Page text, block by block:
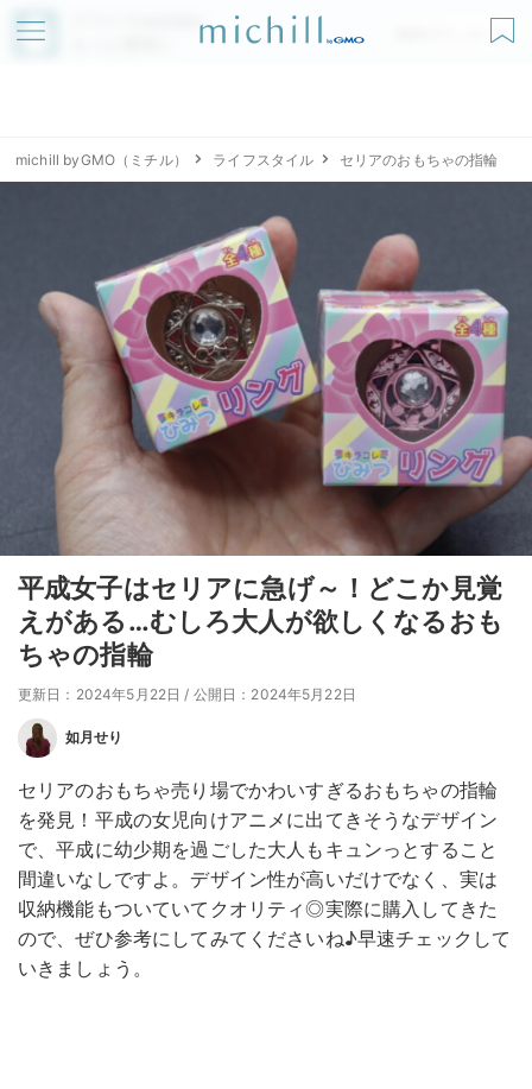
アプリでmichillが
無料ダウンロード
michill byGMO（ミチル） ライフスタイル セリアのおもちゃの指輪
平成女子はセリアに急げ～！どこか見覚
えがある…むしろ大人が欲しくなるおも
ちゃの指輪
更新日：2024年5月22日 / 公開日：2024年5月22日
如月せり
セリアのおもちゃ売り場でかわいすぎるおもちゃの指輪
を発見！平成の女児向けアニメに出てきそうなデザイン
で、平成に幼少期を過ごした大人もキュンっとすること
間違いなしですよ。デザイン性が高いだけでなく、実は
収納機能もついていてクオリティ◎実際に購入してきた
ので、ぜひ参考にしてみてくださいね♪早速チェックして
いきましょう。